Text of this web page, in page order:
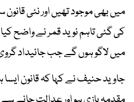
میں بھی موجود تھیں اور نئی
کی گئی تاہم نوید قمر نے واضح
میں لاگو ہوں گے جب جائیداد
جاوید حنیف نے کہا کہ قانون